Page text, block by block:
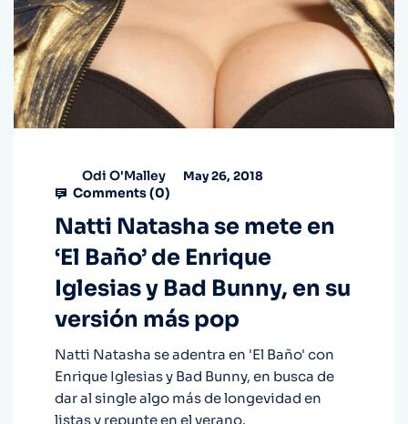
Odi O'Malley May 26, 2018
Comments (0)
Natti Natasha se mete en
‘El Baño’ de Enrique
Iglesias y Bad Bunny, en su
versión más pop
Natti Natasha se adentra en 'El Baño' con
Enrique Iglesias y Bad Bunny, en busca de
dar al single algo más de longevidad en
listas y repunte en el verano.